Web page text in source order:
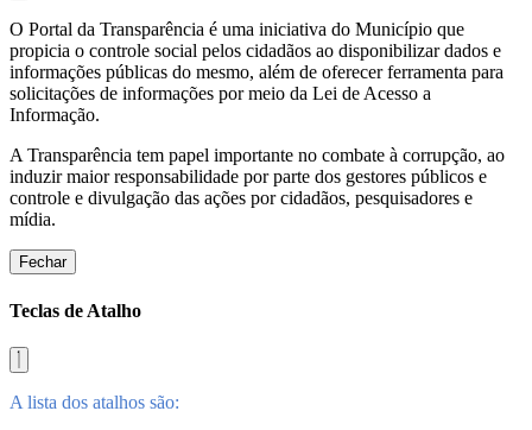
O Portal da Transparência é uma iniciativa do Município que
propicia o controle social pelos cidadãos ao disponibilizar dados e
informações públicas do mesmo, além de oferecer ferramenta para
solicitações de informações por meio da Lei de Acesso a
Informação.
A Transparência tem papel importante no combate à corrupção, ao
induzir maior responsabilidade por parte dos gestores públicos e
controle e divulgação das ações por cidadãos, pesquisadores e
mídia.
Fechar
Teclas de Atalho
A lista dos atalhos são: